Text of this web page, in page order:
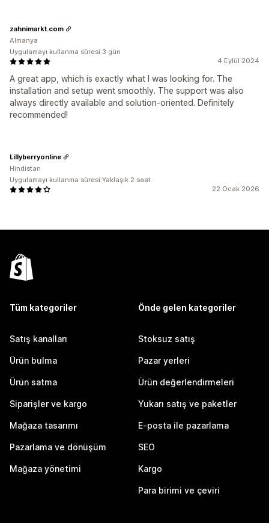
4 Eylül 2024
A great app, which is exactly what I was looking for. The
installation and setup went smoothly. The support was also
always directly available and solution-oriented. Definitely
recommended!
zahnimarkt.com
Almanya
Uygulamayı kullanma süresi:3 gün
22 Ocak 2026
Lillyberryonline
Hindistan
Uygulamayı kullanma süresi:Yaklaşık 2 saat
Tüm kategoriler
Satış kanalları
Ürün bulma
Ürün satma
Siparişler ve kargo
Mağaza tasarımı
Pazarlama ve dönüşüm
Mağaza yönetimi
Önde gelen kategoriler
Stoksuz satış
Pazar yerleri
Ürün değerlendirmeleri
Yukarı satış ve paketler
E-posta ile pazarlama
SEO
Kargo
Para birimi ve çeviri